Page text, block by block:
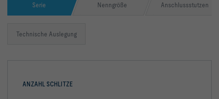
Serie Nenngröße Anschlussstutzen
Technische Auslegung
ANZAHL SCHLITZE